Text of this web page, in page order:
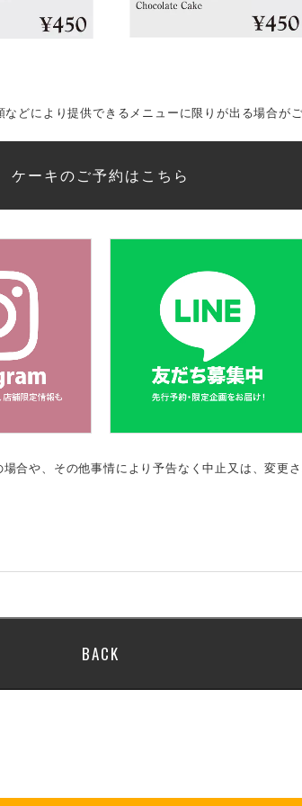
どにより提供できるメニューに限りが出る場合がご
ケーキのご予約はこちら
合や、その他事情により予告なく中止又は、変更
BACK